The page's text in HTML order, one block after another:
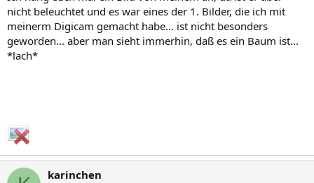
nicht beleuchtet und es war eines der 1. Bilder, die ich mit
meinerm Digicam gemacht habe... ist nicht besonders
geworden... aber man sieht immerhin, daß es ein Baum ist...
*lach*
karinchen